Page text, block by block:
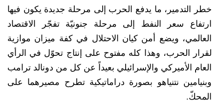
خطر التدمير، ما يدفع الحرب إلى مرحلة جديدة يكون فيها
ارتفاع سعر النفط إلى مرحلة جنونيّة تفجّر الاقتصاد
العالمي، ويضع أمن كيان الاحتلال في كفة ميزان موازية
لقرار الحرب، وهذا كله مفتوح على إنتاج تحوّل في الرأي
العام الأميركي والإسرائيلي بعيداً عن كل من دونالد ترامب
وبنيامين نتنياهو بصورة دراماتيكية تطرح مصيرهما على
المحكّ.